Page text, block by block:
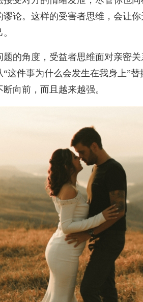
论。这样的受害者思维，会让
的角度，受益者思维面对亲密
这件事为什么会发生在我身上”
向前，而且越来越强。